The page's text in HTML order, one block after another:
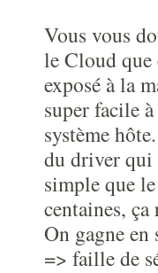
Vous vous
le Cloud que
exposé à la
super facile
système
du driver qui
simple que
centaines,
On gagne
=> faille de